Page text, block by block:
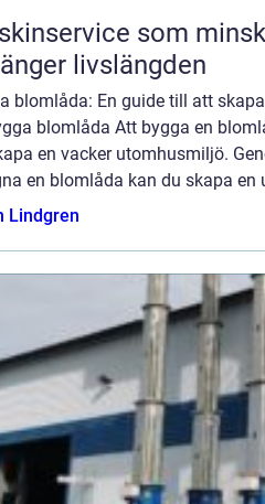
som
livslängden
blomlåda: En guide till att
blomlåda Att bygga en
en vacker utomhusmiljö.
en blomlåda kan du skapa en
Lindgren